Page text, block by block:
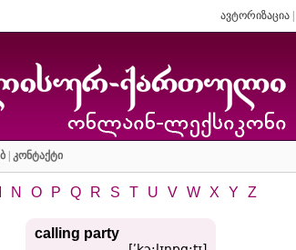
ავტორიზაცია|
| კონტაქტი
N O P Q R S T U V W X Y Z
calling party